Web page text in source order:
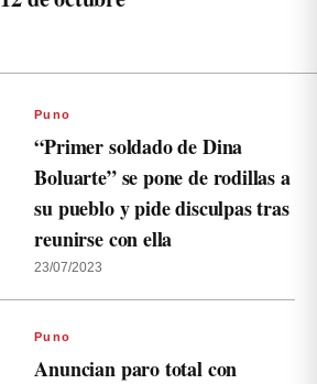
Puno
“Primer soldado de Dina
Boluarte” se pone de rodillas a
su pueblo y pide disculpas tras
reunirse con ella
23/07/2023
Puno
Anuncian paro total con